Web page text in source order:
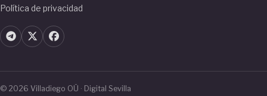
Política de privacidad
© 2026 Villadiego OÜ · Digital Sevilla